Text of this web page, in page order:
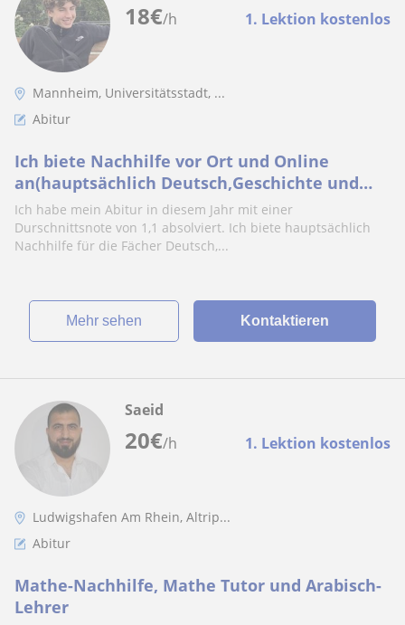
18€/h 1. Lektion kostenlos
Mannheim, Universitätsstadt, ...
Abitur
Ich biete Nachhilfe vor Ort und Online
an(hauptsächlich Deutsch,Geschichte und
Mathe)
Ich habe mein Abitur in diesem Jahr mit einer
Durschnittsnote von 1,1 absolviert. Ich biete hauptsächlich
Nachhilfe für die Fächer Deutsch,...
Mehr sehen Kontaktieren
20€/h 1. Lektion kostenlos
Saeid
Ludwigshafen Am Rhein, Altrip...
Abitur
Mathe-Nachhilfe, Mathe Tutor und Arabisch-
Lehrer